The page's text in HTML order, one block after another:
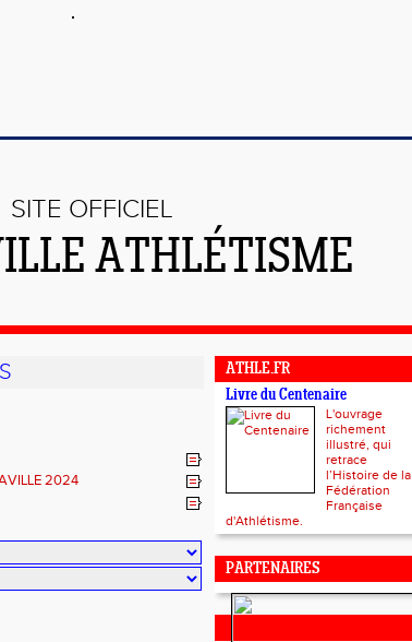
SITE OFFICIEL
ATHLÉTISME
2024
ATHLE.FR
Livre du Centenaire
L'ouvrage
richement
illustré, qui
retrace
l’Histoire de la
Fédération
Française
d'Athlétisme.
PARTENAIRES